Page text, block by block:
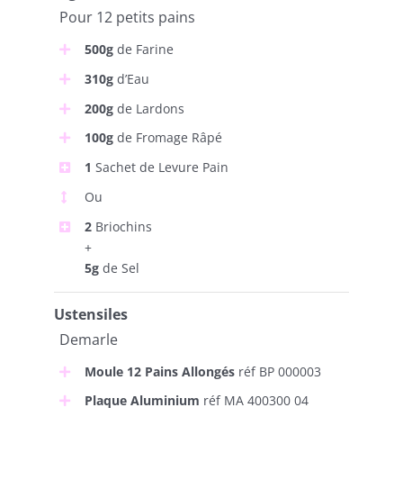
Pour 12 petits pains
500gde Farine
310gd’Eau
200gde Lardons
100gde Fromage Râpé
1 Sachet de Levure Pain
Ou
2Briochins
+
5gde Sel
Ustensiles
Demarle
Moule 12 Pains Allongésréf BP 000003
Plaque Aluminium réf MA 400300 04